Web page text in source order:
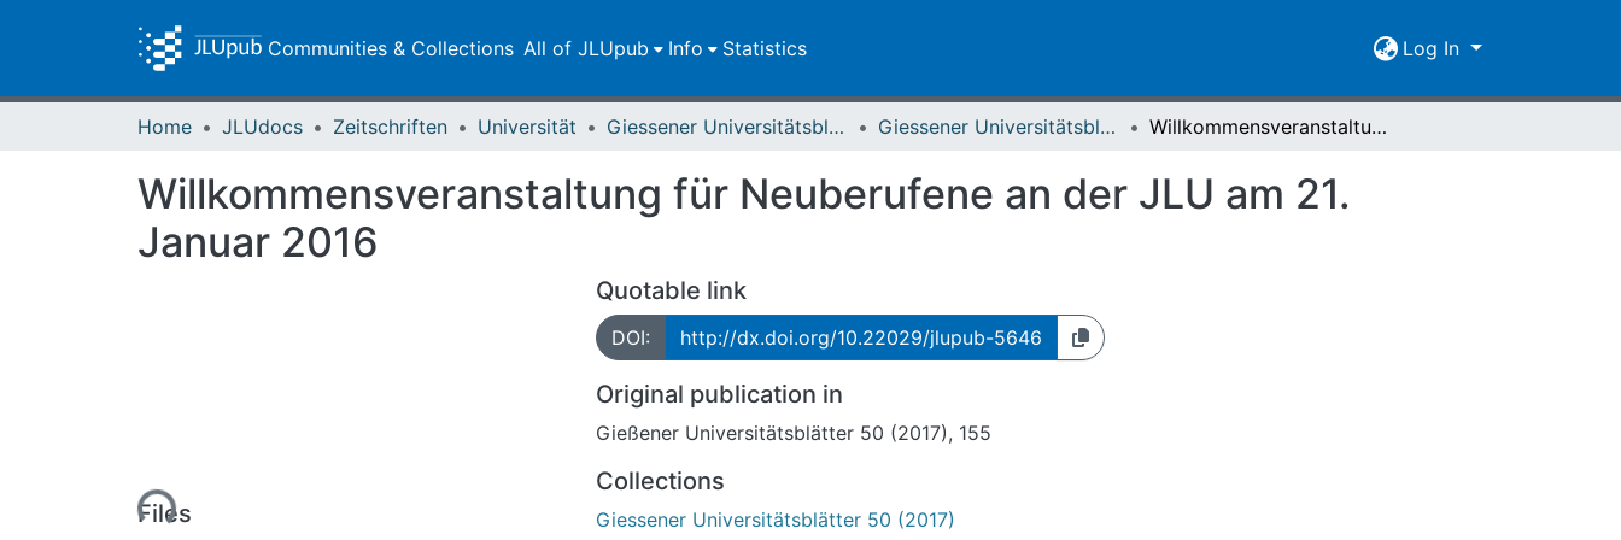
Communities & Collections All of JLUpub Info Statistics Log In
Home JLUdocs Zeitschriften Universität Giessener Universitätsblätter Giessener Universitätsblätter 50 (2017) Willkommensveranstaltung für Neuberufene an der JLU am 21. Januar 2016
Willkommensveranstaltung für Neuberufene an der JLU am 21.
Januar 2016
Loading...
Files
Quotable link
DOI: http://dx.doi.org/10.22029/jlupub-5646
Original publication in
Gießener Universitätsblätter 50 (2017), 155
Collections
Giessener Universitätsblätter 50 (2017)